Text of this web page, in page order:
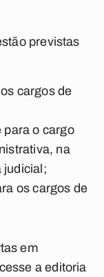
previstas
cargos de
para o cargo
na
judicial;
os cargos de
em
a editoria